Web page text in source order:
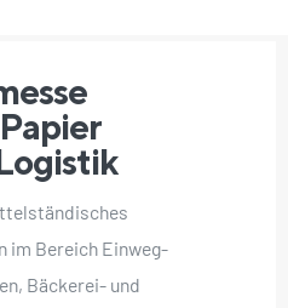
im Bereich Einweg-
Bäckerei- und